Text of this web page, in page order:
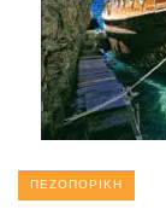
ΠΕΖΟΠΟΡΙΚΉ